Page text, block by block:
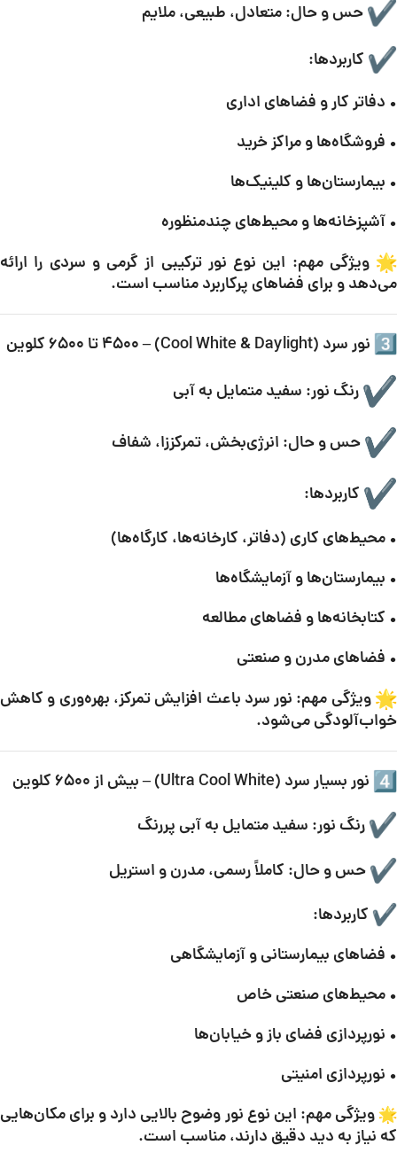
حس و حال: متعادل، طبیعی، ملایم
کاربردها:
• دفاتر کار و فضاهای اداری
• فروشگاه‌ها و مراکز خرید
• بیمارستان‌ها و کلینیک‌ها
• آشپزخانه‌ها و محیط‌های چندمنظوره
ویژگی مهم: این نوع نور ترکیبی از گرمی و سردی را ارائه
می‌دهد و برای فضاهای پرکاربرد مناسب است.
نور سرد (Cool White & Daylight) – ۴۵۰۰ تا ۶۵۰۰ کلوین
رنگ نور: سفید متمایل به آبی
حس و حال: انرژی‌بخش، تمرکززا، شفاف
کاربردها:
• محیط‌های کاری (دفاتر، کارخانه‌ها، کارگاه‌ها)
• بیمارستان‌ها و آزمایشگاه‌ها
• کتابخانه‌ها و فضاهای مطالعه
• فضاهای مدرن و صنعتی
ویژگی مهم: نور سرد باعث افزایش تمرکز، بهره‌وری و کاهش
خواب‌آلودگی می‌شود.
نور بسیار سرد (Ultra Cool White) – بیش از ۶۵۰۰ کلوین
رنگ نور: سفید متمایل به آبی پررنگ
حس و حال: کاملاً رسمی، مدرن و استریل
کاربردها:
• فضاهای بیمارستانی و آزمایشگاهی
• محیط‌های صنعتی خاص
• نورپردازی فضای باز و خیابان‌ها
• نورپردازی امنیتی
ویژگی مهم: این نوع نور وضوح بالایی دارد و برای مکان‌هایی
که نیاز به دید دقیق دارند، مناسب است.